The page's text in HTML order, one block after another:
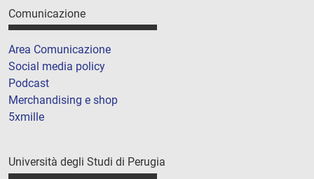
Comunicazione
Area Comunicazione
Social media policy
Podcast
Merchandising e shop
5xmille
Università degli Studi di Perugia